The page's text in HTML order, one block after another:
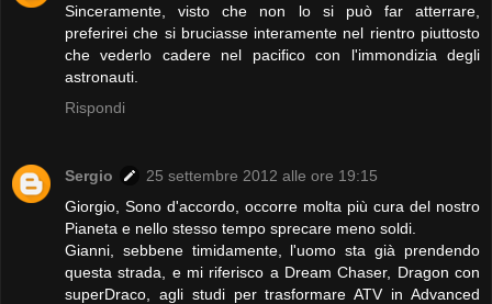
Sinceramente, visto che non lo si può far atterrare,
preferirei che si bruciasse interamente nel rientro piuttosto
che vederlo cadere nel pacifico con l'immondizia degli
astronauti.
Rispondi
Sergio
25 settembre 2012 alle ore 19:15
Giorgio, Sono d'accordo, occorre molta più cura del nostro
Pianeta e nello stesso tempo sprecare meno soldi.
Gianni, sebbene timidamente, l'uomo sta già prendendo
questa strada, e mi riferisco a Dream Chaser, Dragon con
superDraco, agli studi per trasformare ATV in Advanced